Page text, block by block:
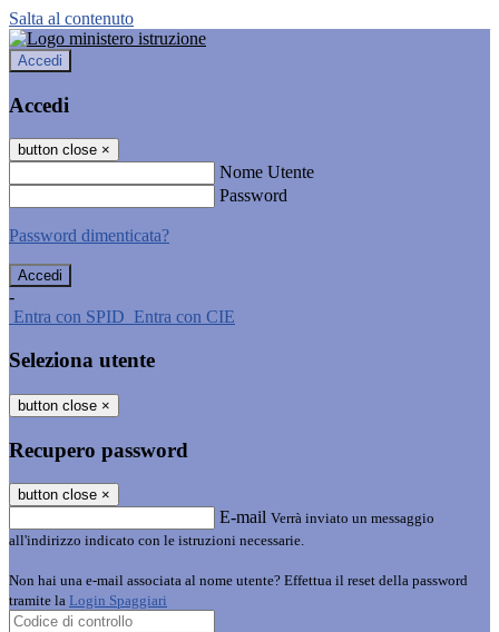
Salta al contenuto
Accedi
Accedi
button close ×
Nome Utente
Password
Password dimenticata?
-
Entra con SPID Entra con CIE
Seleziona utente
button close ×
Recupero password
button close ×
E-mail Verrà inviato un messaggio
all'indirizzo indicato con le istruzioni necessarie.
Non hai una e-mail associata al nome utente? Effettua il reset della password
tramite la Login Spaggiari